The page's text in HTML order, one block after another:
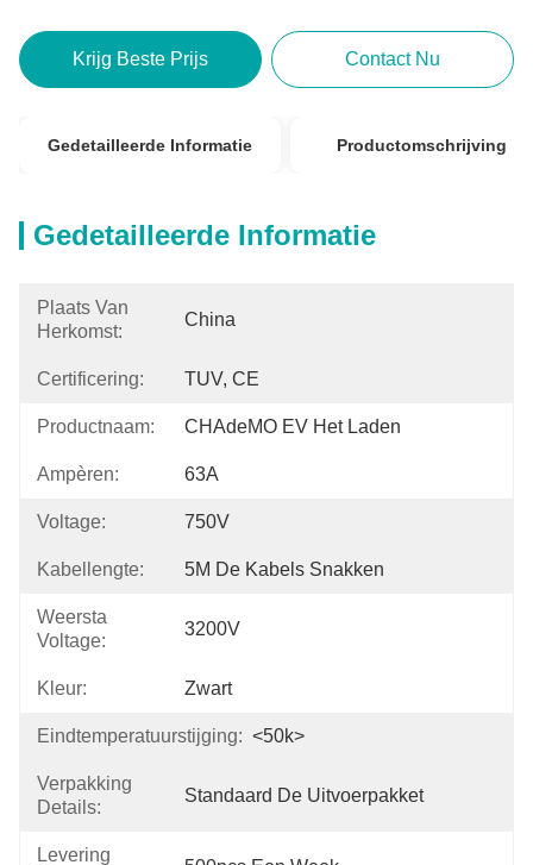
Krijg Beste Prijs Contact Nu
Gedetailleerde Informatie Productomschrijving
Gedetailleerde Informatie
Plaats Van
Herkomst:
China
Certificering: TUV, CE
Productnaam: CHAdeMO EV Het Laden
Ampèren: 63A
Voltage: 750V
Kabellengte: 5M De Kabels Snakken
Weersta
Voltage:
3200V
Kleur: Zwart
Eindtemperatuurstijging: <50k>
Verpakking
Details:
Standaard De Uitvoerpakket
Levering